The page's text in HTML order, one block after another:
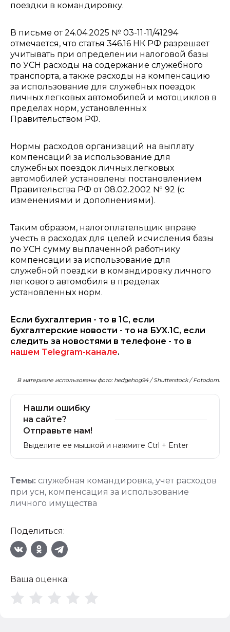
поездки в командировку.
В письме от 24.04.2025 № 03-11-11/41294
отмечается, что статья 346.16 НК РФ разрешает
учитывать при определении налоговой базы
по УСН расходы на содержание служебного
транспорта, а также расходы на компенсацию
за использование для служебных поездок
личных легковых автомобилей и мотоциклов в
пределах норм, установленных
Правительством РФ.
Нормы расходов организаций на выплату
компенсаций за использование для
служебных поездок личных легковых
автомобилей установлены постановлением
Правительства РФ от 08.02.2002 № 92 (с
изменениями и дополнениями).
Таким образом, налогоплательщик вправе
учесть в расходах для целей исчисления базы
по УСН сумму выплаченной работнику
компенсации за использование для
служебной поездки в командировку личного
легкового автомобиля в пределах
установленных норм.
Если бухгалтерия - то в 1С, если
бухгалтерские новости - то на БУХ.1С, если
следить за новостями в телефоне - то в
нашем Telegram-канале.
В материале использованы фото: hedgehog94 / Shutterstock / Fotodom.
Нашли ошибку
на сайте?
Отправьте нам!
Выделите ее мышкой и нажмите Ctrl + Enter
Темы: служебная командировка, учет расходов
при усн, компенсация за использование
личного имущества
Поделиться:
Ваша оценка: